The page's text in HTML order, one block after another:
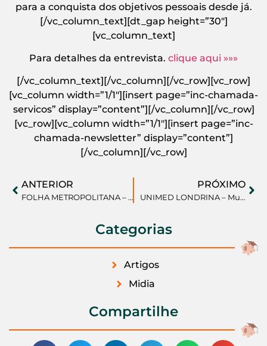
para a conquista dos objetivos pessoais desde já.
[/vc_column_text][dt_gap height=”30″]
[vc_column_text]
Para detalhes da entrevista. clique aqui »»»
[/vc_column_text][/vc_column][/vc_row][vc_row]
[vc_column width=”1/1″][insert page=”inc-chamada-
servicos” display=”content”][/vc_column][/vc_row]
[vc_row][vc_column width=”1/1″][insert page=”inc-
chamada-newsletter” display=”content”]
[/vc_column][/vc_row]
ANTERIOR
FOLHA METROPOLITANA – Autoconhecimento é essencial para planejar metas
PRÓXIMO
UNIMED LONDRINA – Mundo Corporativo – Hoje é o momento de pensar no amanhã
Categorias
Artigos
Midia
Compartilhe